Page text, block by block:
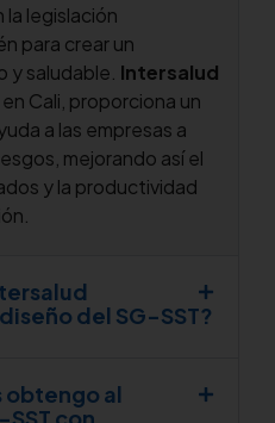
la legislación
para crear un
y saludable. Intersalud
en Cali, proporciona un
a las empresas a
mejorando así el
y la productividad
del SG-SST?
obtengo al